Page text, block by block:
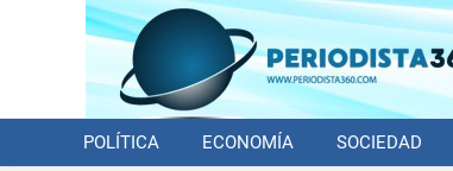
POLÍTICA ECONOMÍA SOCIEDAD